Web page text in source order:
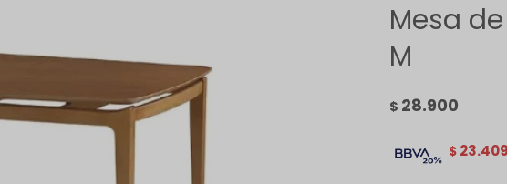
Mesa
M
$ 28.900
$ 23.409